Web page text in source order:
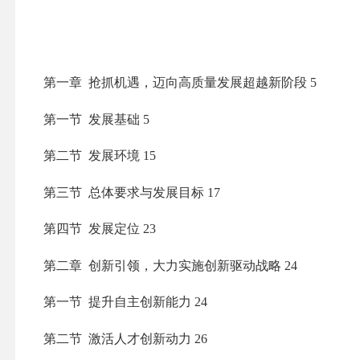
第一章 抢抓机遇，迈向高质量发展超越新阶段 5
第一节 发展基础 5
第二节 发展环境 15
第三节 总体要求与发展目标 17
第四节 发展定位 23
第二章 创新引领，大力实施创新驱动战略 24
第一节 提升自主创新能力 24
第二节 激活人才创新动力 26